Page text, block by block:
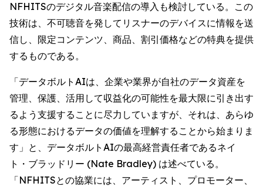
NFHITSのデジタル音楽配信の導入も検討している。この
技術は、不可聴音を発してリスナーのデバイスに情報を送
信し、限定コンテンツ、商品、割引価格などの特典を提供
するものである。
「データボルトAIは、企業や業界が自社のデータ資産を
管理、保護、活用して収益化の可能性を最大限に引き出す
るよう支援することに尽力していますが、それは、あらゆ
る形態におけるデータの価値を理解することから始まりま
す」と、データボルトAIの最高経営責任者であるネイ
ト・ブラッドリー (Nate Bradley) は述べている。
「NFHITSとの協業には、アーティスト、プロモーター、